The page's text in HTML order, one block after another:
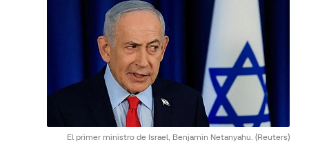
El primer ministro de Israel, Benjamin Netanyahu. (Reuters)